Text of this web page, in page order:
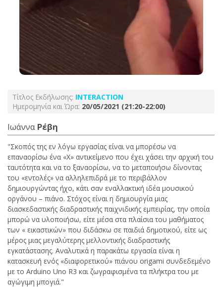
Τίτλος Εκδήλωσης: INTERACTION
Ημερομηνία και Ώρα: 20/05/2021 (21:20-22:00)
Ιωάννα Ρέβη
"Σκοπός της εν λόγω εργασίας είναι να μπορέσω να
επαναορίσω ένα «Χ» αντικείμενο που έχει χάσει την αρχική του
ταυτότητα και να το ξαναορίσω, να το μεταποιήσω δίνοντας
του «εντολές» να αλληλεπιδρά με το περιβάλλον
δημιουργώντας ήχο, κάτι σαν εναλλακτική ιδέα μουσικού
οργάνου – πιάνο. Στόχος είναι η δημιουργία μιας
διασκεδαστικής διαδραστικής παιχνιδικής εμπειρίας, την οποία
μπορώ να υλοποιήσω, είτε μέσα στα πλαίσια του μαθήματος
των « εικαστικών» που διδάσκω σε παιδιά δημοτικού, είτε ως
μέρος μιας μεγαλύτερης μελλοντικής διαδραστικής
εγκατάστασης. Αναλυτικά η παρακάτω εργασία είναι η
κατασκευή ενός «διαφορετικού» πιάνου origami συνδεδεμένο
με το Arduino Uno R3 και ζωγραφισμένα τα πλήκτρα του με
αγώγιμη μπογιά."